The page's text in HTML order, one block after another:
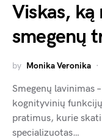
Viskas,
smegenų
by Monika Veronika
Smegenų lavinimas
kognityvinių
pratimus, kurie
specializuotas…